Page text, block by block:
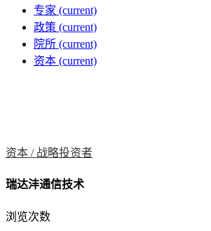
专家 (current)
政策 (current)
院所 (current)
资本 (current)
资本 / 战略投资者
瑞达沣通信技术
浏览次数